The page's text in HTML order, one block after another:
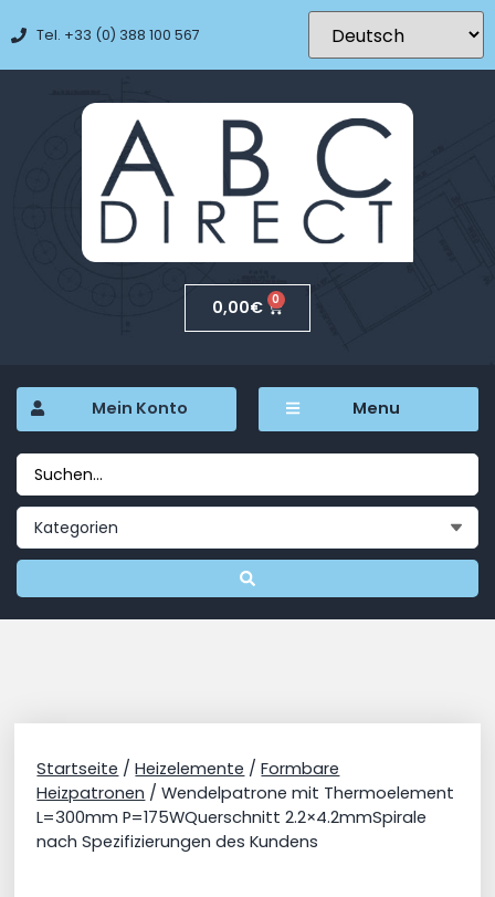
Tel. +33 (0) 388 100 567
0,00€ 0
Mein Konto Menu
Startseite /Heizelemente /Formbare
Heizpatronen / Wendelpatrone mit Thermoelement
L=300mm P=175WQuerschnitt 2.2×4.2mmSpirale
nach Spezifizierungen des Kundens